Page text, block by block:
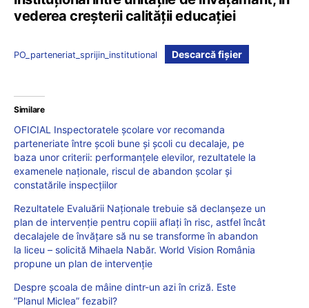
vederea creșterii calității educației
PO_parteneriat_sprijin_institutional Descarcă fișier
Similare
OFICIAL Inspectoratele școlare vor recomanda
parteneriate între școli bune și școli cu decalaje, pe
baza unor criterii: performanțele elevilor, rezultatele la
examenele naționale, riscul de abandon școlar și
constatările inspecțiilor
Rezultatele Evaluării Naționale trebuie să declanșeze un
plan de intervenție pentru copiii aflați în risc, astfel încât
decalajele de învățare să nu se transforme în abandon
la liceu – solicită Mihaela Nabăr. World Vision România
propune un plan de intervenție
Despre școala de mâine dintr-un azi în criză. Este
”Planul Miclea” fezabil?